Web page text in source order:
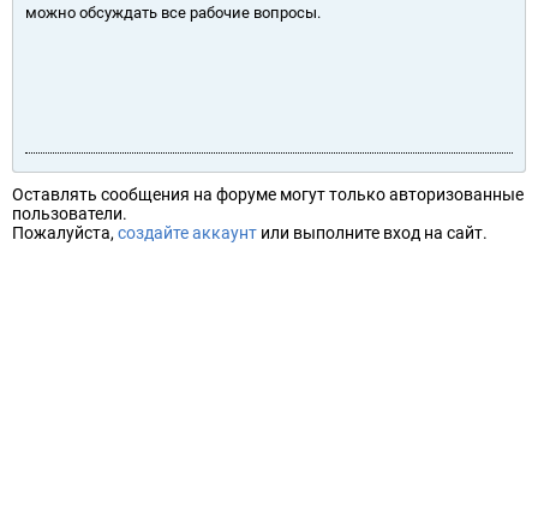
можно обсуждать все рабочие вопросы.
Оставлять сообщения на форуме могут только авторизованные
пользователи.
Пожалуйста, создайте аккаунт или выполните вход на сайт.